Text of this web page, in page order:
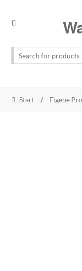
Skip
Skip
Start / Eigene